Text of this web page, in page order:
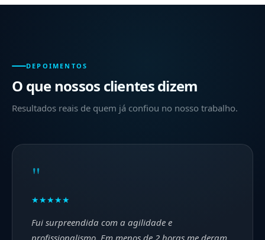
DEPOIMENTOS
O que nossos clientes dizem
Resultados reais de quem já confiou no nosso trabalho.
"
★★★★★
Fui surpreendida com a agilidade e
profissionalismo. Em menos de 2 horas me deram